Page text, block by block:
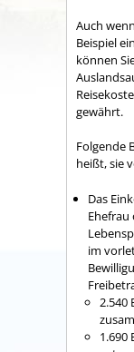
Auch
Beispiel
können
gewährt.
Folgende
heißt, sie
Das
im
2.540
1.690